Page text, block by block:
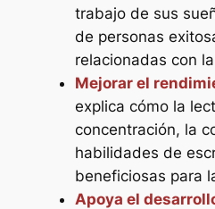
trabajo de sus
de personas
relacionadas con
Mejorar el
explica cómo la
concentración, la
habilidades de
beneficiosas para
Apoya el